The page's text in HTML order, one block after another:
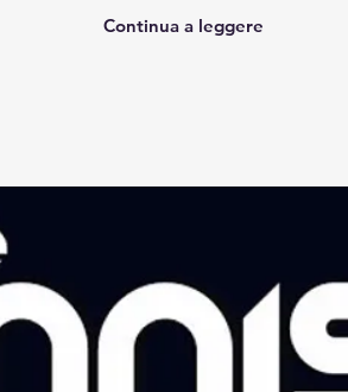
Continua a leggere